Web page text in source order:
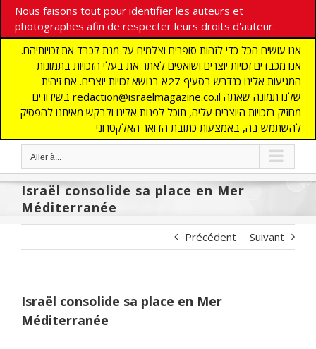
Nous faisons tout pour identifier les auteurs et
photographes afin de respecter leurs droits d'auteur.
אנו עושים הכל כדי לזהות סופרים וצלמים על מנת לכבד את זכויותיהם.
אנו מכבדים זכויות יוצרים ושואפים לאתר את בעלי הזכויות בתמונות
המגיעות אלינו כנדרש בסעיף 27א בנושא זכויות יוצרים. אם זיהית
בשידורים redaction@israelmagazine.co.il שלנו תמונה שאתה
מחזיק בזכויות היוצרים עליה, תוכל לפנות אלינו ולבקש מאיתנו להפסיק
להשתמש בה, באמצעות כתובת הדואר האלקטרוני
Aller à...
Israël consolide sa place en Mer
Méditerranée
Précédent Suivant
Israël consolide sa place en Mer
Méditerranée